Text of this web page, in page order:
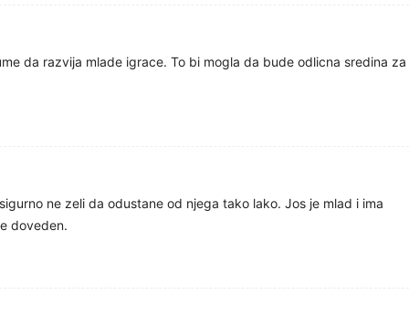
da razvija mlade igrace. To bi mogla da bude odlicna sredina za
ne zeli da odustane od njega tako lako. Jos je mlad i ima
doveden.